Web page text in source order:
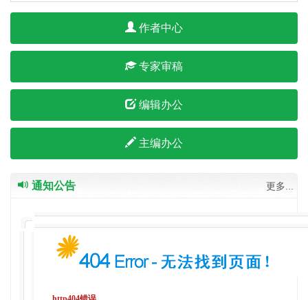
作者中心
专家审稿
编辑办公
主编办公
通知公告 更多...